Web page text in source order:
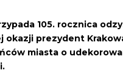
105. rocznica
okazji prezydent
miasta o